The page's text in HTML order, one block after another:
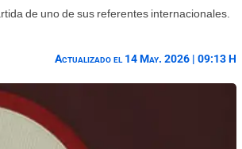
de uno de sus referentes internacionales.
Actualizado el 14 May. 2026 | 09:13 H